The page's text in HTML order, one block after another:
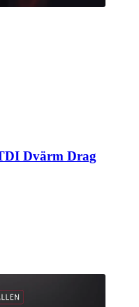
Dvärm Drag